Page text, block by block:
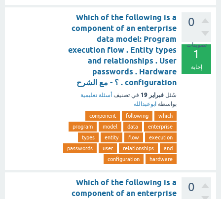
0
تصويتات
1
إجابة
Which of the following is a
component of an enterprise
data model: Program
execution flow . Entity types
and relationships . User
passwords . Hardware
configuration . ؟ - مع الشرح
سُئل فبراير 19 في تصنيف أسئلة تعليمية
بواسطة ابوعبدالله
which
following
component
enterprise
data
model
program
execution
flow
entity
types
and
relationships
user
passwords
hardware
configuration
0
Which of the following is a
component of an enterprise